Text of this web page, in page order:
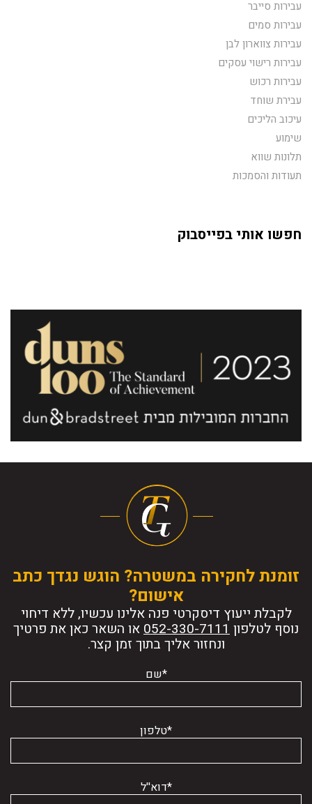
עבירות סייבר
עבירות סמים
עבירות צווארון לבן
עבירות רישוי עסקים
עבירות רכוש
עבירת שוחד
עיכוב הליכים
שימוע
תלונות שווא
תעודות והסמכות
חפשו אותי בפייסבוק
זומנת לחקירה במשטרה? הוגש נגדך כתב
אישום?
לקבלת ייעוץ דיסקרטי פנה אלינו עכשיו, ללא דיחוי
נוסף לטלפון או השאר כאן את פרטיך
ונחזור אליך בתוך זמן קצר.
*שם
*טלפון
*דוא''ל